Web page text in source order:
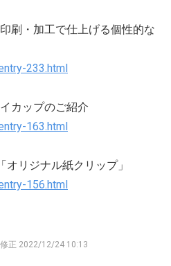
刷・加工で仕上げる個性的な
233.html
カップのご紹介
163.html
リジナル紙クリップ」
156.html
修正 2022/12/24 10:13